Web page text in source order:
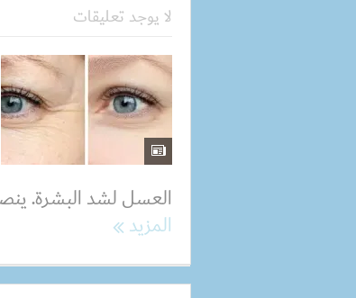
لا يوجد تعليقات
العسل لشد البشرة.
المزيد